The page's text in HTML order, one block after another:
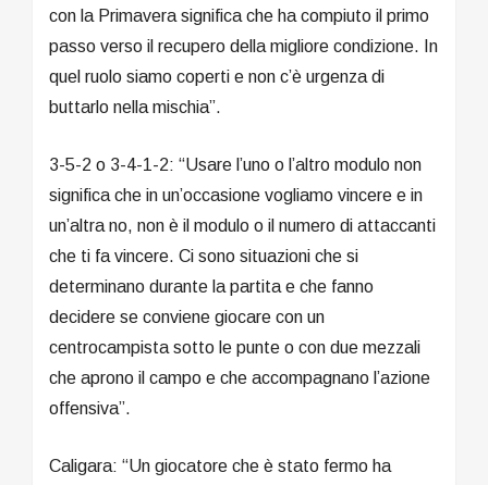
con la Primavera significa che ha compiuto il primo
passo verso il recupero della migliore condizione. In
quel ruolo siamo coperti e non c’è urgenza di
buttarlo nella mischia”.
3-5-2 o 3-4-1-2: “Usare l’uno o l’altro modulo non
significa che in un’occasione vogliamo vincere e in
un’altra no, non è il modulo o il numero di attaccanti
che ti fa vincere. Ci sono situazioni che si
determinano durante la partita e che fanno
decidere se conviene giocare con un
centrocampista sotto le punte o con due mezzali
che aprono il campo e che accompagnano l’azione
offensiva”.
Caligara: “Un giocatore che è stato fermo ha